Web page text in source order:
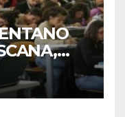
DAL MUR